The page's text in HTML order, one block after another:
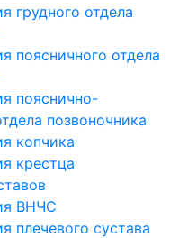
грудного отдела
поясничного отдела
пояснично-
позвоночника
копчика
крестца
ВНЧС
плечевого сустава